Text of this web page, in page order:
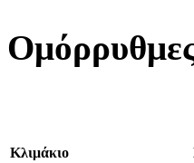
Κλιμάκιο